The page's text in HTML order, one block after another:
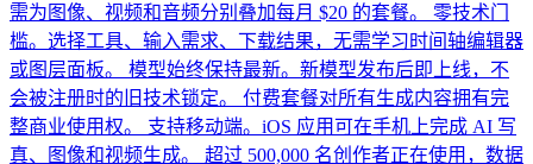
需为图像、视频和音频分别叠加每月 $20 的套餐。 零技术门
槛。选择工具、输入需求、下载结果，无需学习时间轴编辑器
或图层面板。 模型始终保持最新。新模型发布后即上线，不
会被注册时的旧技术锁定。 付费套餐对所有生成内容拥有完
整商业使用权。 支持移动端。iOS 应用可在手机上完成 AI 写
真、图像和视频生成。 超过 500,000 名创作者正在使用，数据